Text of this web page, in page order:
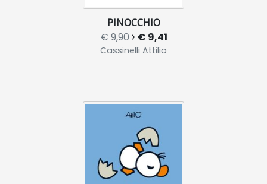
PINOCCHIO
€ 9,90 € 9,41
Cassinelli Attilio